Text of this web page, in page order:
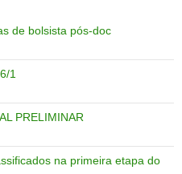
de bolsista pós-doc
1
PRELIMINAR
na primeira etapa do